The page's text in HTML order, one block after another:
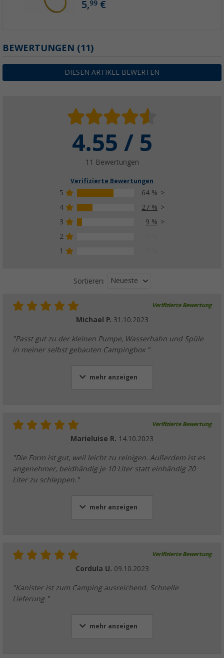
5,99 €
BEWERTUNGEN (11)
DIESEN ARTIKEL BEWERTEN
4.55 / 5
11 Bewertungen
Verifizierte Bewertungen
5
64 %
4
27 %
3
9 %
2
1
Sortieren: Neueste
Verifizierte Bewertung
Michael P. 31.10.2023
"Passt gut zu der kleinen Pumpe, Wasserhahn und Spüle
in meiner selbst gebauten Campingbox "
mehr anzeigen
Verifizierte Bewertung
Marieluise R. 14.10.2023
"Die Form ist gut, weil leicht zu reinigen. Außerdem ist es
angenehmer, beidhändig je 10 Liter statt einhändig 20
Liter zu schleppen."
mehr anzeigen
Verifizierte Bewertung
Cordula U. 09.10.2023
"Kanister ist zum Camping ausreichend. Schnelle
Lieferung "
mehr anzeigen